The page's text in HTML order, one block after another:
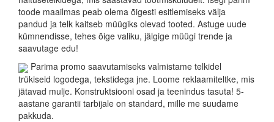
toode maailmas peab olema õigesti esitlemiseks välja
pandud ja telk kaitseb müügiks olevad tooted. Astuge uude
kümnendisse, tehes õige valiku, jälgige müügi trende ja
saavutage edu!
Parima promo saavutamiseks valmistame telkidel
trükiseid logodega, tekstidega jne. Loome reklaamiteltke, mis
jätavad mulje. Konstruktsiooni osad ja teenindus tasuta! 5-
aastane garantii tarbijale on standard, mille me suudame
pakkuda.